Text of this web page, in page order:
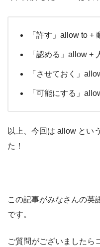
「許す」allow to +
「認める」allow +
「させておく」
「可能にする」
以上、今回は allow とい
た！
この記事がみなさんの英
です。
ご質問がございましたら